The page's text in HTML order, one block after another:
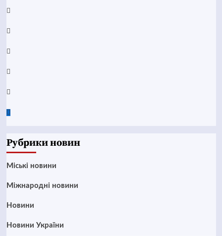
Facebook
YouTube
Telegram
Instagram
Twitter
Рубрики новин
Mіські новини
Міжнародні новини
Новини
Новини України